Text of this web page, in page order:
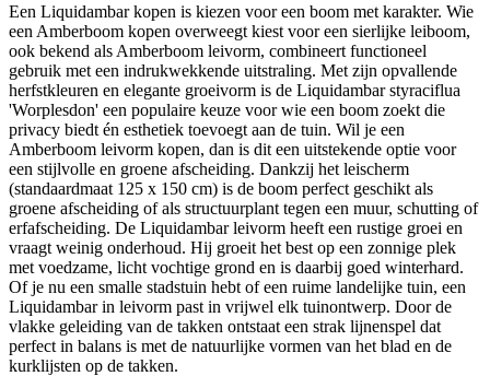
Een Liquidambar kopen is kiezen voor een boom met karakter. Wie
een Amberboom kopen overweegt kiest voor een sierlijke leiboom,
ook bekend als Amberboom leivorm, combineert functioneel
gebruik met een indrukwekkende uitstraling. Met zijn opvallende
herfstkleuren en elegante groeivorm is de Liquidambar styraciflua
'Worplesdon' een populaire keuze voor wie een boom zoekt die
privacy biedt én esthetiek toevoegt aan de tuin. Wil je een
Amberboom leivorm kopen, dan is dit een uitstekende optie voor
een stijlvolle en groene afscheiding. Dankzij het leischerm
(standaardmaat 125 x 150 cm) is de boom perfect geschikt als
groene afscheiding of als structuurplant tegen een muur, schutting of
erfafscheiding. De Liquidambar leivorm heeft een rustige groei en
vraagt weinig onderhoud. Hij groeit het best op een zonnige plek
met voedzame, licht vochtige grond en is daarbij goed winterhard.
Of je nu een smalle stadstuin hebt of een ruime landelijke tuin, een
Liquidambar in leivorm past in vrijwel elk tuinontwerp. Door de
vlakke geleiding van de takken ontstaat een strak lijnenspel dat
perfect in balans is met de natuurlijke vormen van het blad en de
kurklijsten op de takken.